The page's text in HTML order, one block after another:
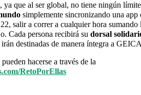
ya que al ser global, no tiene ningún
simplemente sincronizando una
salir a correr a cualquier hora
Cada persona recibirá sudorsal
destinadas de manera íntegra a
hacerse a través de la
RetoPorEllas